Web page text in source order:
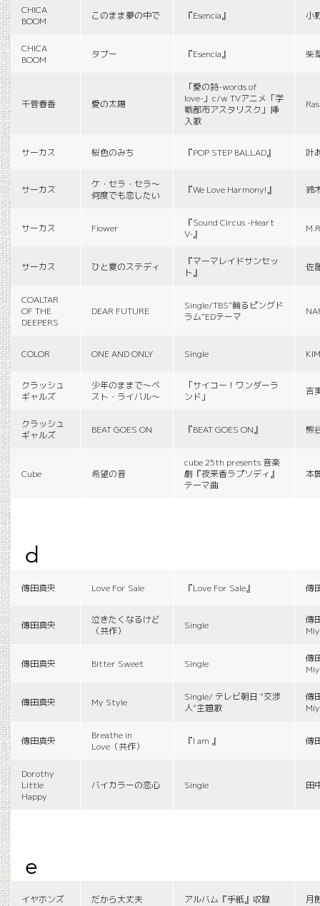
CHICA
BOOM
このまま夢の中で 『Esencia』 小
CHICA
BOOM
タブー 『Esencia』 柴
千菅春香 愛の太陽
「愛の詩-words of
love-」c/w TVアニメ「学
戦都市アスタリスク」挿
入歌
サーカス 桜色のみち 『POP STEP BALLAD』 叶
サーカス
ケ・セラ・セラ〜
何度でも恋したい
『We Love Harmony!』 鈴
サーカス Fiower
『Sound Circus -Heart
V-』
サーカス ひと夏のステディ
『マーマレイドサンセッ
ト』
佐
COALTAR
OF THE
DEEPERS
DEAR FUTURE
Single/TBS“輪るピングド
ラム”EDテーマ
COLOR ONE AND ONLY Single
クラッシュ
ギャルズ
少年のままで〜ベ
スト・ライバル〜
「サイコー！ワンダーラ
ンド」
吉
クラッシュ
ギャルズ
BEAT GOES ON 『BEAT GOES ON』 熊
Cube 希望の音
cube 25th presents 音楽
劇『夜来香ラプソディ』
テーマ曲
本
d
傳田真央 Love For Sale 『Love For Sale』 傳
傳田真央
泣きたくなるけど
（共作）
Single
傳
傳田真央 Bitter Sweet Single
傳
傳田真央 My Style
Single/ テレビ朝日 “交渉
人”主題歌
傳
傳田真央
Breathe in
Love（共作）
『I am 』 傳
Dorothy
Little
Happy
バイカラーの恋心 Single 田
e
イヤホンズ だから大丈夫 アルバム『手紙』収録 月